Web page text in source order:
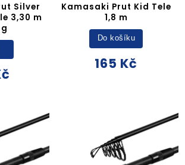
Silver
3,30 m
Kamasaki Prut Kid Tele
1,8 m
165 Kč
Do košíku